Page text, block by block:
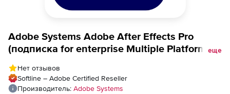
Adobe Systems Adobe After Effects Pro
(подписка for enterprise Multiple Platformsеще
Нет отзывов
Softline – Adobe Certified Reseller
Производитель: Adobe Systems